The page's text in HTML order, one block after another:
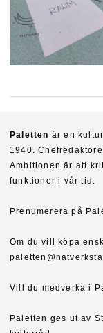
Paletten är en
1940.
Ambitionen är att
funktioner i vår tid.
Prenumerera på
Om du vill köpa
Vill du medverka i
Paletten ges ut av